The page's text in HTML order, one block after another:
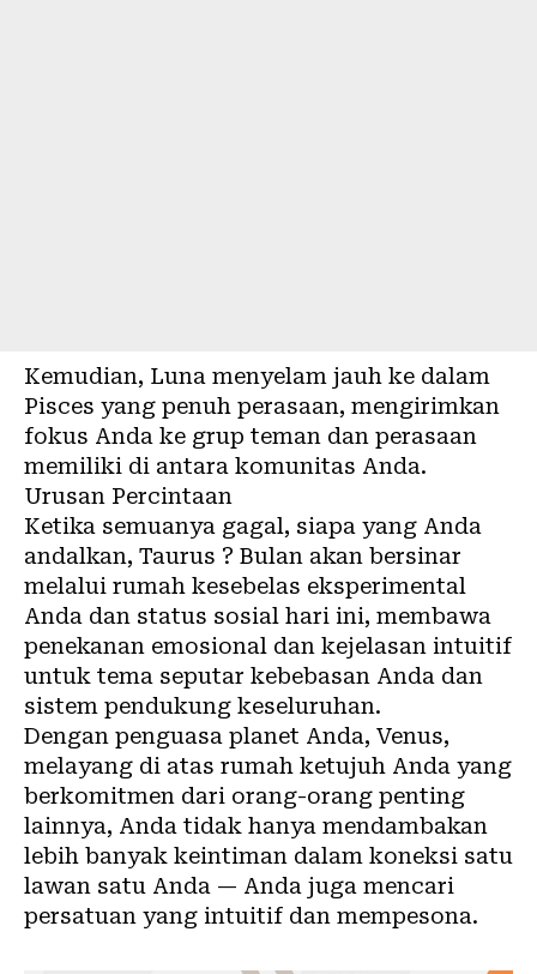
Kemudian, Luna menyelam jauh ke dalam
Pisces yang penuh perasaan, mengirimkan
fokus Anda ke grup teman dan perasaan
memiliki di antara komunitas Anda.
Urusan Percintaan
Ketika semuanya gagal, siapa yang Anda
andalkan, Taurus ? Bulan akan bersinar
melalui rumah kesebelas eksperimental
Anda dan status sosial hari ini, membawa
penekanan emosional dan kejelasan intuitif
untuk tema seputar kebebasan Anda dan
sistem pendukung keseluruhan.
Dengan penguasa planet Anda, Venus,
melayang di atas rumah ketujuh Anda yang
berkomitmen dari orang-orang penting
lainnya, Anda tidak hanya mendambakan
lebih banyak keintiman dalam koneksi satu
lawan satu Anda — Anda juga mencari
persatuan yang intuitif dan mempesona.